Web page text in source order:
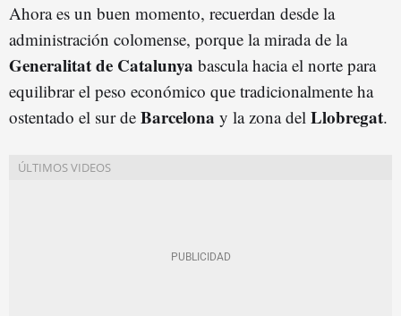
Ahora es un buen momento, recuerdan desde la
administración colomense, porque la mirada de la
Generalitat de Catalunya bascula hacia el norte para
equilibrar el peso económico que tradicionalmente ha
ostentado el sur de Barcelona y la zona del Llobregat.